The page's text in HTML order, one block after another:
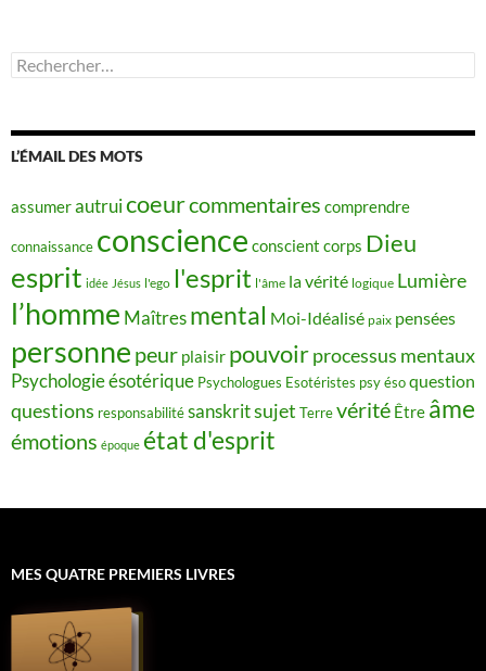
Rechercher :
L’ÉMAIL DES MOTS
assumerautruicoeurcommentaires comprendre
connaissance conscience conscient corps Dieu
esprit idée Jésus l'ego l'esprit l'âme la vérité logique Lumière
l’homme Maîtres mental Moi-Idéalisé paix pensées
personne peur plaisir pouvoirprocessus mentaux
Psychologie ésotérique Psychologues Esotéristes psy ésoquestion
questions responsabilitésanskritsujet Terrevérité Être âme
émotions époque état d'esprit
MES QUATRE PREMIERS LIVRES